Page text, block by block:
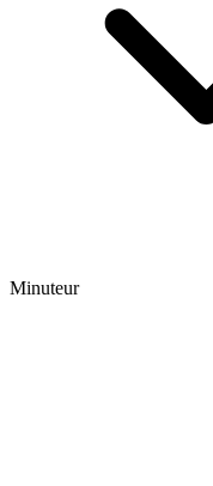
Minuteur